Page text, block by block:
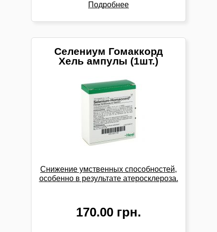
Подробнее
Селениум Гомаккорд
Хель ампулы (1шт.)
Снижение умственных способностей,
особенно в результате атеросклероза.
170.00 грн.